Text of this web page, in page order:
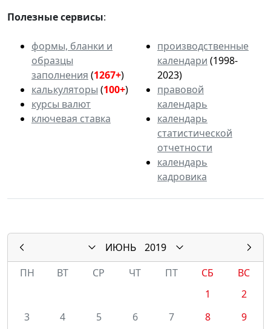
Полезные сервисы:
формы, бланки и
образцы
заполнения (1267+)
калькуляторы (100+)
курсы валют
ключевая ставка
производственные
календари (1998-
2023)
правовой
календарь
календарь
статистической
отчетности
календарь
кадровика
ИЮНЬ
2019
ПН
ВТ СР ЧТ ПТ СБ
ВС
1
2
3
4 5 6 7 8
9